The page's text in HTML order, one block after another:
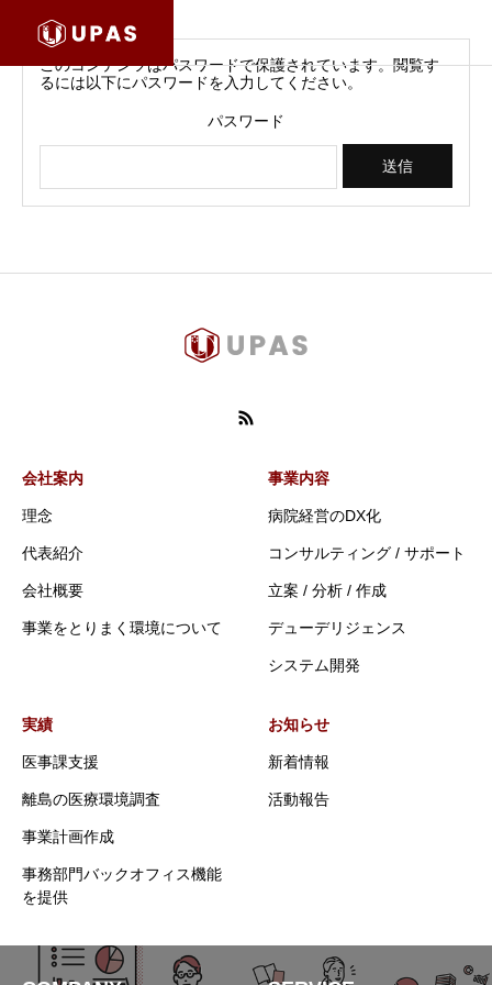
このコンテンツはパスワードで保護されています。閲覧す
るには以下にパスワードを入力してください。
パスワード
会社案内
理念
代表紹介
会社概要
事業をとりまく環境について
事業内容
病院経営のDX化
コンサルティング / サポート
立案 / 分析 / 作成
デューデリジェンス
システム開発
実績
医事課支援
離島の医療環境調査
事業計画作成
事務部門バックオフィス機能
を提供
お知らせ
新着情報
活動報告